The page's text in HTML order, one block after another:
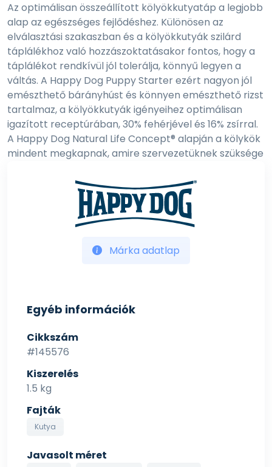
Az optimálisan összeállított kölyökkutyatáp a legjobb
alap az egészséges fejlődéshez. Különösen az
elválasztási szakaszban és a kölyökkutyák szilárd
táplálékhoz való hozzászoktatásakor fontos, hogy a
táplálékot rendkívül jól tolerálja, könnyű legyen a
váltás. A Happy Dog Puppy Starter ezért nagyon jól
emészthető bárányhúst és könnyen emészthető rizst
tartalmaz, a kölyökkutyák igényeihez optimálisan
igazított receptúrában, 30% fehérjével és 16% zsírral.
A Happy Dog Natural Life Concept® alapján a kölykök
mindent megkapnak, amire szervezetüknek szüksége
gondtalanul kezdhessék meg hosszú és egészséges
A finom szemcsés szerkezet ideális a szilárd
kölyökkutyák 21. naptól kezdődő elválasztási
nagy lelkesedéssel fogadnak. A Happy Dog Puppy
jellemzi: a kása már 3 perc után etethető.
Happy Dog Puppy termékre.
Általános etetési útmutató:
Márka adatlap
Egyéb információk
Cikkszám
#145576
Kiszerelés
1.5 kg
Fajták
Kutya
Javasolt méret